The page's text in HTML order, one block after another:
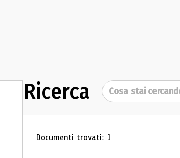
Ricerca Cerca
Risultati di ricerca
Documenti trovati: 1